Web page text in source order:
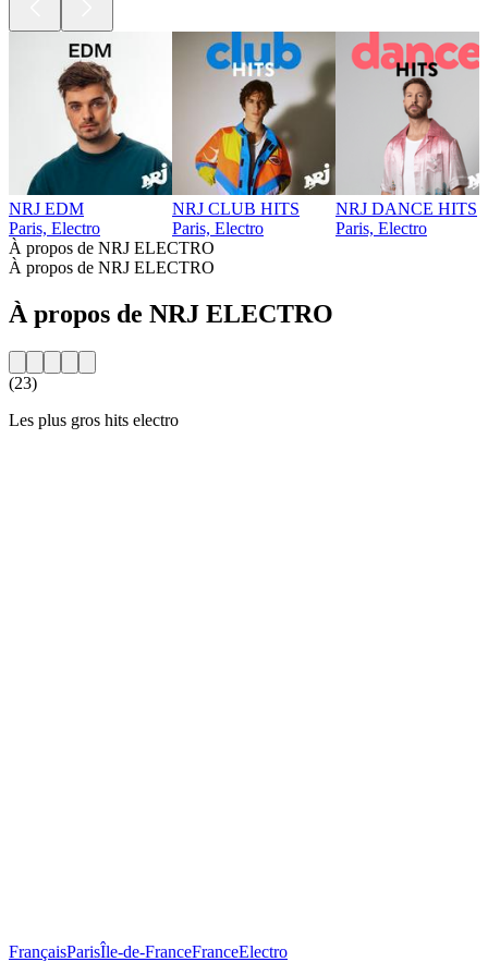
NRJ EDM
Paris, Electro
NRJ CLUB HITS
Paris, Electro
NRJ DANCE HITS
Paris, Electro
À propos de NRJ ELECTRO
À propos de NRJ ELECTRO
À propos de NRJ ELECTRO
(23)
Les plus gros hits electro
FrançaisParisÎle-de-FranceFranceElectro